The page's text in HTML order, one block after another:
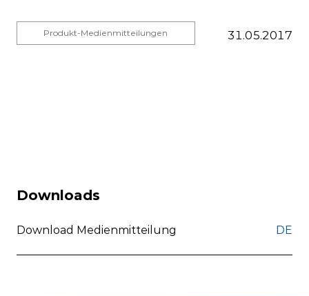
Produkt-Medienmitteilungen 31.05.2017
Downloads
Download Medienmitteilung DE